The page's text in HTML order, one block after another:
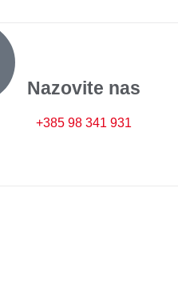
Nazovite nas
+385 98 341 931